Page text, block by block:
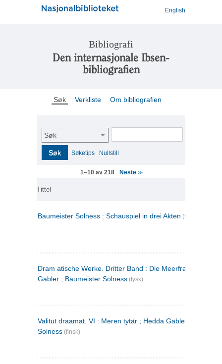
English
Bibliografi
Den internasjonale Ibsen-
bibliografien
Søk Verkliste Om bibliografien
Søk
Søk Søketips Nullstill
1–10 av 218 Neste >>
Tittel
Baumeister Solness : Schauspiel in drei Akten (tysk)
Dram atische Werke. Dritter Band : Die Meerfrau ; Hedda
Gabler ; Baumeister Solness (tysk)
Valitut draamat. VI : Meren tytär ; Hedda Gabler ;
Solness (finsk)